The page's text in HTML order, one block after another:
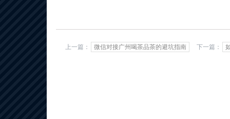
上一篇： 微信对接广州喝茶品茶的避坑指南 下一篇：